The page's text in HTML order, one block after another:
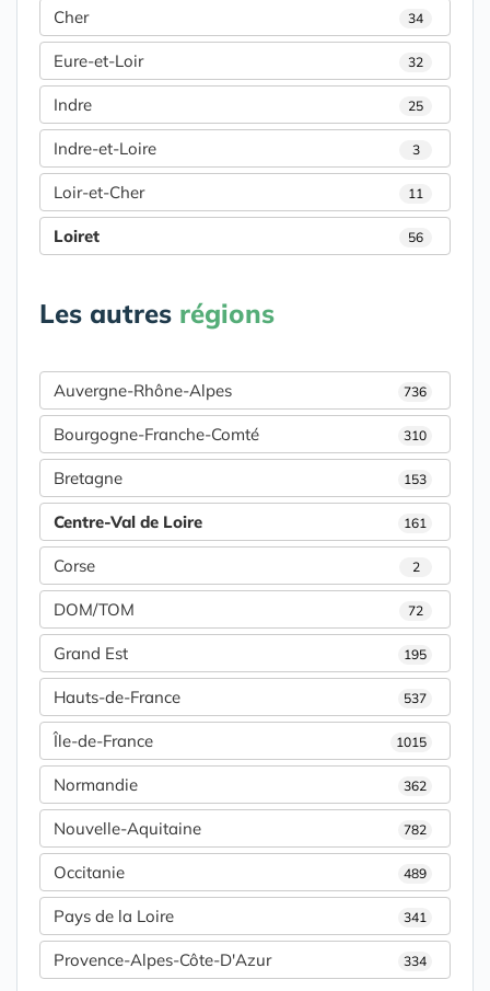
Cher 34
Eure-et-Loir 32
Indre 25
Indre-et-Loire 3
Loir-et-Cher 11
Loiret 56
Les autres régions
Auvergne-Rhône-Alpes 736
Bourgogne-Franche-Comté 310
Bretagne 153
Centre-Val de Loire 161
Corse 2
DOM/TOM 72
Grand Est 195
Hauts-de-France 537
Île-de-France 1015
Normandie 362
Nouvelle-Aquitaine 782
Occitanie 489
Pays de la Loire 341
Provence-Alpes-Côte-D'Azur 334